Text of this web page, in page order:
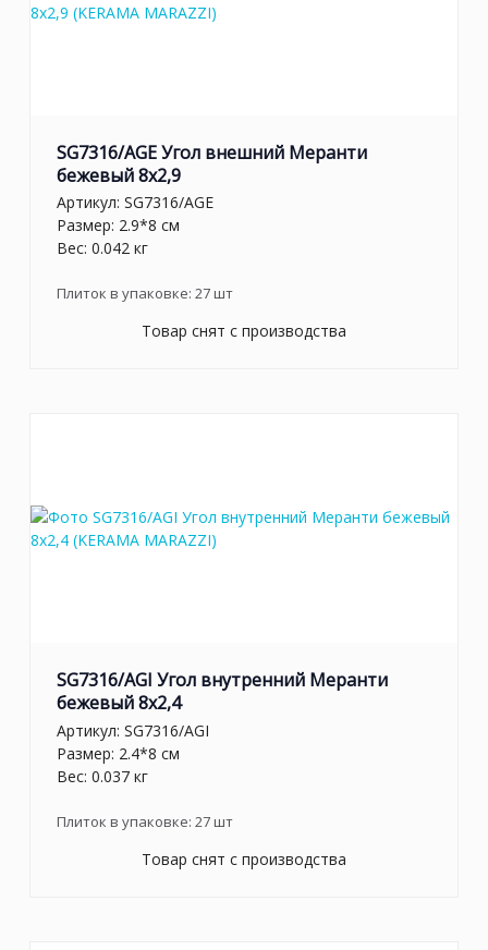
SG7316/AGE Угол внешний Меранти
бежевый 8x2,9
Артикул: SG7316/AGE
Размер: 2.9*8 см
Вес: 0.042 кг
Плиток в упаковке: 27шт
Товар снят с производства
SG7316/AGI Угол внутренний Меранти
бежевый 8x2,4
Артикул: SG7316/AGI
Размер: 2.4*8 см
Вес: 0.037 кг
Плиток в упаковке: 27шт
Товар снят с производства